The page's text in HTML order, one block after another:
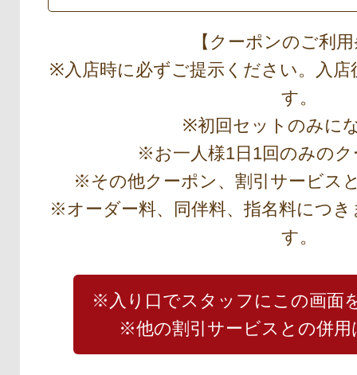
【クーポンのご利
※入店時に必ずご提示ください。入
す。
※初回セットのみに
※お一人様1日1回のみの
※その他クーポン、割引サービス
※オーダー料、同伴料、指名料につ
す。
※入り口でスタッフにこの画面
※他の割引サービスとの併